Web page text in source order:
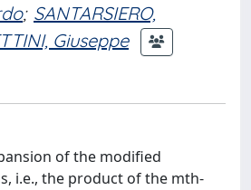
; SANTARSIERO,
Giuseppe
of the modified
i.e., the product of the mth-